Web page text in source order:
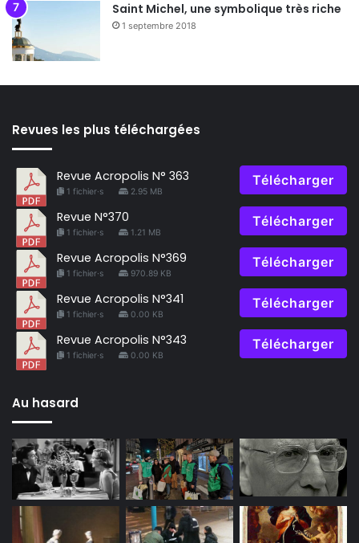
Saint Michel, une symbolique très riche
1 septembre 2018
Revues les plus téléchargées
Revue Acropolis N° 363
1 fichier·s 2.95 MB
Télécharger
Revue N°370
1 fichier·s 1.21 MB
Télécharger
Revue Acropolis N°369
1 fichier·s 970.89 KB
Télécharger
Revue Acropolis N°341
1 fichier·s 0.00 KB
Télécharger
Revue Acropolis N°343
1 fichier·s 0.00 KB
Télécharger
Au hasard